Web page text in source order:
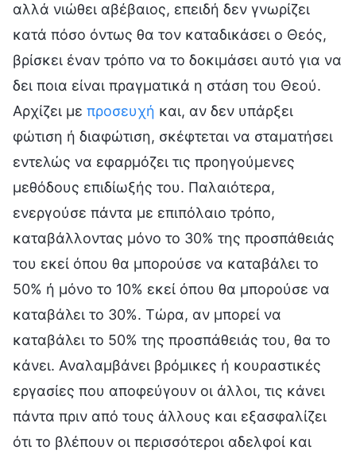
αλλά νιώθει αβέβαιος, επειδή δεν γνωρίζει
κατά πόσο όντως θα τον καταδικάσει ο Θεός,
βρίσκει έναν τρόπο να το δοκιμάσει αυτό για να
δει ποια είναι πραγματικά η στάση του Θεού.
Αρχίζει με προσευχή και, αν δεν υπάρξει
φώτιση ή διαφώτιση, σκέφτεται να σταματήσει
εντελώς να εφαρμόζει τις προηγούμενες
μεθόδους επιδίωξής του. Παλαιότερα,
ενεργούσε πάντα με επιπόλαιο τρόπο,
καταβάλλοντας μόνο το 30% της προσπάθειάς
του εκεί όπου θα μπορούσε να καταβάλει το
50% ή μόνο το 10% εκεί όπου θα μπορούσε να
καταβάλει το 30%. Τώρα, αν μπορεί να
καταβάλει το 50% της προσπάθειάς του, θα το
κάνει. Αναλαμβάνει βρόμικες ή κουραστικές
εργασίες που αποφεύγουν οι άλλοι, τις κάνει
πάντα πριν από τους άλλους και εξασφαλίζει
ότι το βλέπουν οι περισσότεροι αδελφοί και